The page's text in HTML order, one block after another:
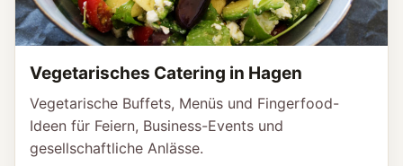
Vegetarisches Catering in Hagen
Vegetarische Buffets, Menüs und Fingerfood-
Ideen für Feiern, Business-Events und
gesellschaftliche Anlässe.